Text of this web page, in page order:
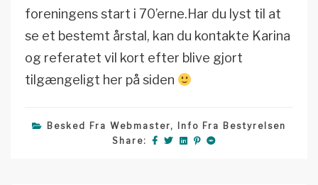
foreningens start i 70’erne.Har du lyst til at
se et bestemt årstal, kan du kontakte Karina
og referatet vil kort efter blive gjort
tilgængeligt her på siden
Besked Fra Webmaster, Info Fra Bestyrelsen
Share: